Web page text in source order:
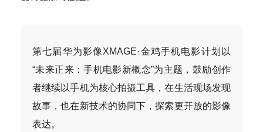
第七届华为影像XMAGE·金鸡手机电影计划以
“未来正来：手机电影新概念”为主题，鼓励创作
者继续以手机为核心拍摄工具，在生活现场发现
故事，也在新技术的协同下，探索更开放的影像
表达。